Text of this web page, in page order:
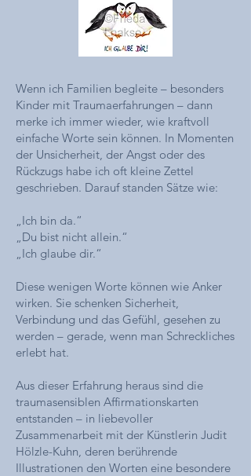
Wenn ich Familien begleite – besonders
Kinder mit Traumaerfahrungen – dann
merke ich immer wieder, wie kraftvoll
einfache Worte sein können. In Momenten
der Unsicherheit, der Angst oder des
Rückzugs habe ich oft kleine Zettel
geschrieben. Darauf standen Sätze wie:
„Ich bin da.“
„Du bist nicht allein.“
„Ich glaube dir.“
Diese wenigen Worte können wie Anker
wirken. Sie schenken Sicherheit,
Verbindung und das Gefühl, gesehen zu
werden – gerade, wenn man Schreckliches
erlebt hat.
Aus dieser Erfahrung heraus sind die
traumasensiblen Affirmationskarten
entstanden – in liebevoller
Zusammenarbeit mit der Künstlerin Judit
Hölzle-Kuhn, deren berührende
Illustrationen den Worten eine besondere